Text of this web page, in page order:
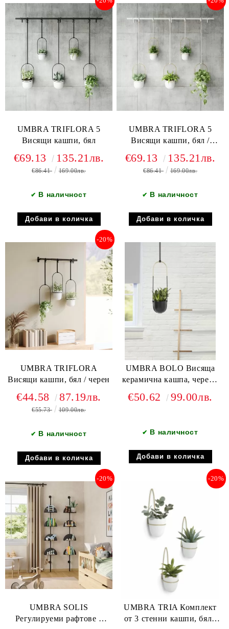
UMBRA TRIFLORA 5
Висящи кашпи, бял
€69.13 135.21лв.
€86.41 169.00лв.
✔ В наличност
UMBRA TRIFLORA 5
Висящи кашпи, бял /
€69.13 135.21лв.
€86.41 169.00лв.
✔ В наличност
UMBRA TRIFLORA
Висящи кашпи, бял / черен
-20%
€44.58 87.19лв.
€55.73 109.00лв.
✔ В наличност
UMBRA BOLO Висяща
керамична кашпа, черен /
€50.62 99.00лв.
✔ В наличност
UMBRA SOLIS
Регулируеми рафтове с
-20%
UMBRA TRIA Комплект
от 3 стенни кашпи, бял /
-20%